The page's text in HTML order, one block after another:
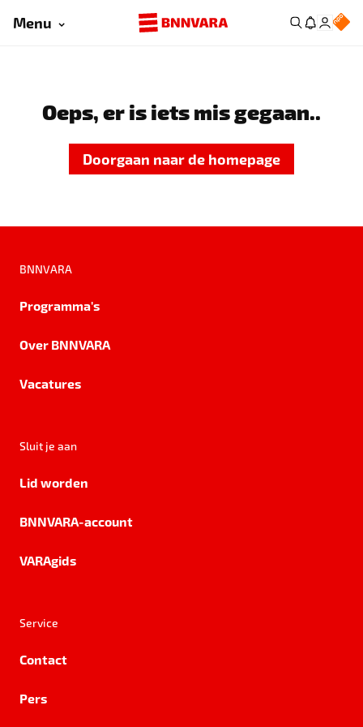
Menu
Oeps, er is iets mis gegaan..
Doorgaan naar de homepage
BNNVARA
Programma's
Over BNNVARA
Vacatures
Sluit je aan
Lid worden
BNNVARA-account
VARAgids
Service
Contact
Pers